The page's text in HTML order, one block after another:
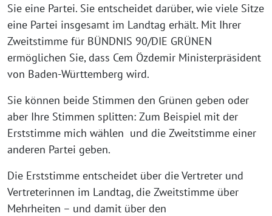
Sie eine Partei. Sie entscheidet darüber, wie viele Sitze
eine Partei insgesamt im Landtag erhält. Mit Ihrer
Zweitstimme für BÜNDNIS 90/DIE GRÜNEN
ermöglichen Sie, dass Cem Özdemir Ministerpräsident
von Baden-Württemberg wird.
Sie können beide Stimmen den Grünen geben oder
aber Ihre Stimmen splitten: Zum Beispiel mit der
Erststimme mich wählen und die Zweitstimme einer
anderen Partei geben.
Die Erststimme entscheidet über die Vertreter und
Vertreterinnen im Landtag, die Zweitstimme über
Mehrheiten – und damit über den